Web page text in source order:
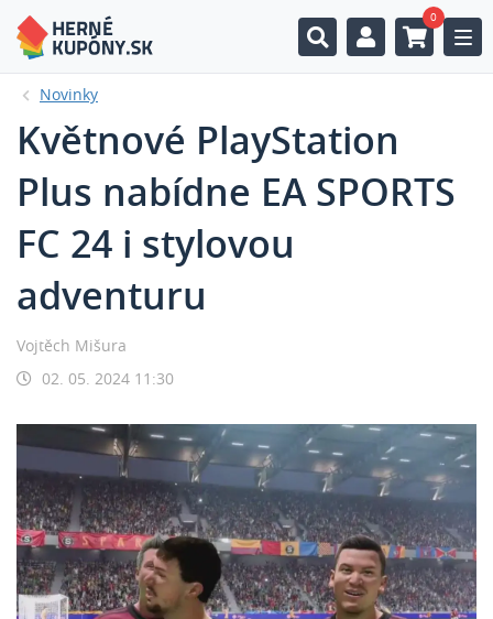
0
Novinky
Květnové PlayStation
Plus nabídne EA SPORTS
FC 24 i stylovou
adventuru
Vojtěch Mišura
02. 05. 2024 11:30